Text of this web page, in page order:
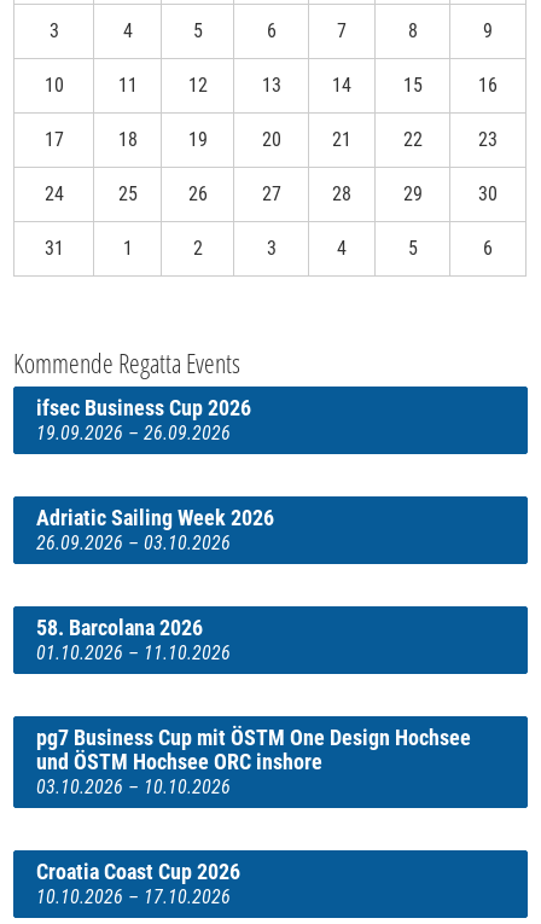
3 4 5 6 7 8 9
10 11 12 13 14 15 16
17 18 19 20 21 22 23
24 25 26 27 28 29 30
31 1 2 3 4 5 6
Kommende Regatta Events
ifsec Business Cup 2026
19.09.2026 – 26.09.2026
Adriatic Sailing Week 2026
26.09.2026 – 03.10.2026
58. Barcolana 2026
01.10.2026 – 11.10.2026
pg7 Business Cup mit ÖSTM One Design Hochsee
und ÖSTM Hochsee ORC inshore
03.10.2026 – 10.10.2026
Croatia Coast Cup 2026
10.10.2026 – 17.10.2026